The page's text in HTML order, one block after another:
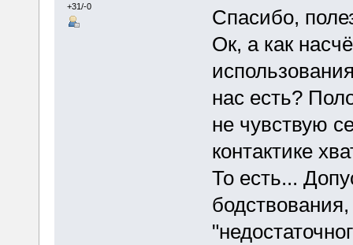
+31/-0
Спасибо,
Ок, а как
нас есть?
не чувствую
контактике
То есть...